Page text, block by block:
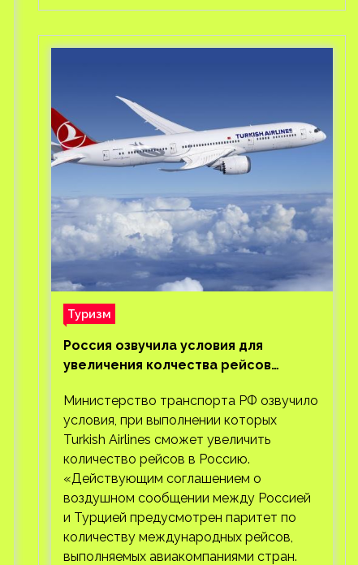
Туризм
Россия озвучила условия для
увеличения колчества рейсов
Министерство транспорта РФ озвучило
условия, при выполнении которых
Turkish Airlines сможет увеличить
количество рейсов в Россию.
«Действующим соглашением о
воздушном сообщении между Россией
и Турцией предусмотрен паритет по
количеству международных рейсов,
выполняемых авиакомпаниями стран.